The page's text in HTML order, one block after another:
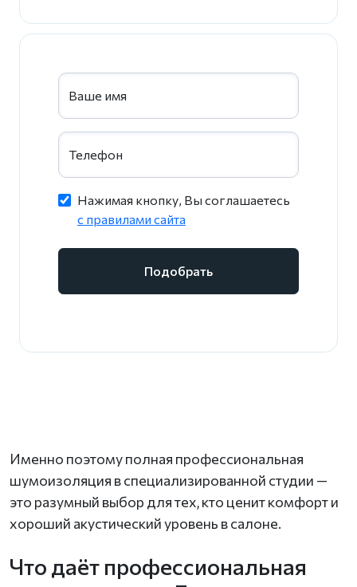
Ваше имя
Телефон
Нажимая кнопку, Вы соглашаетесь
c правилами сайта
Подобрать
Именно поэтому полная профессиональная
шумоизоляция в специализированной студии —
это разумный выбор для тех, кто ценит комфорт и
хороший акустический уровень в салоне.
Что даёт профессиональная